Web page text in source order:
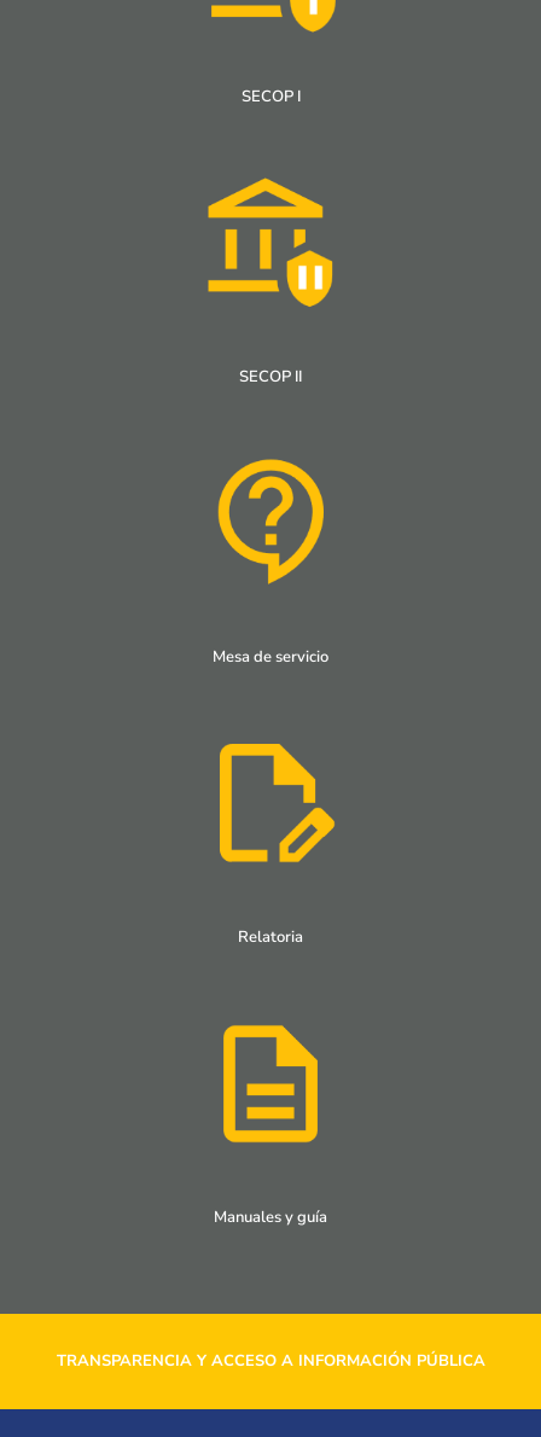
SECOP I
SECOP II
Mesa de servicio
Relatoria
Manuales y guía
TRANSPARENCIA Y ACCESO A INFORMACIÓN PÚBLICA